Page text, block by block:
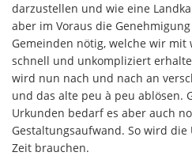
darzustellen und wie eine
aber im Voraus die
Gemeinden nötig, welche wir mit
schnell und unkompliziert
wird nun nach und nach an
und das alte peu à peu ablösen.
Urkunden bedarf es aber auch
Gestaltungsaufwand. So wird
Zeit brauchen.